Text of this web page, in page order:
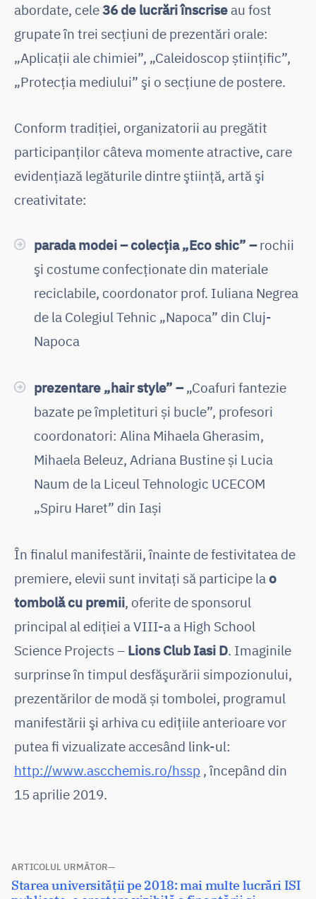
abordate, cele36 de lucrări înscrise au fost
grupate în trei secţiuni de prezentări orale:
„Aplicații ale chimiei”, „Caleidoscop științific”,
„Protecția mediului” şi o secţiune de postere.
Conform tradiției, organizatorii au pregătit
participanţilor câteva momente atractive, care
evidenţiază legăturile dintre ştiinţă, artă şi
creativitate:
parada modei – colecţia „Eco shic” –rochii
şi costume confecţionate din materiale
reciclabile, coordonator prof. Iuliana Negrea
de la Colegiul Tehnic „Napoca” din Cluj-
Napoca
prezentare „hair style” –„Coafuri fantezie
bazate pe împletituri și bucle”, profesori
coordonatori: Alina Mihaela Gherasim,
Mihaela Beleuz, Adriana Bustine și Lucia
Naum de la Liceul Tehnologic UCECOM
„Spiru Haret” din Iași
În finalul manifestării, înainte de festivitatea de
premiere, elevii sunt invitați să participe la o
tombolă cu premii, oferite de sponsorul
principal al ediţiei a VIII-a a High School
Science Projects – Lions Club Iasi D. Imaginile
surprinse în timpul desfăşurării simpozionului,
prezentărilor de modă și tombolei, programul
manifestării şi arhiva cu ediţiile anterioare vor
putea fi vizualizate accesând link-ul:
http://www.ascchemis.ro/hssp , începând din
15 aprilie 2019.
Navigare
ARTICOLUL URMĂTOR
Articolul
Starea universității pe 2018: mai multe lucrări ISI